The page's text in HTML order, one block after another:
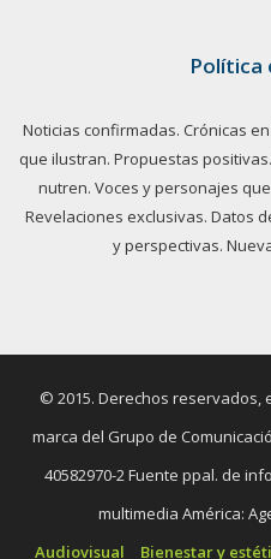
Política
Noticias confirmadas. Crónicas
que ilustran. Propuestas
nutren. Voces y personajes
Revelaciones exclusivas. Datos
y perspectivas.
© 2015. Derechos reservados,
marca del Grupo de
40582970-2 Fuente ppal. de
multimedia América:
Audiovisual
Bienestar y